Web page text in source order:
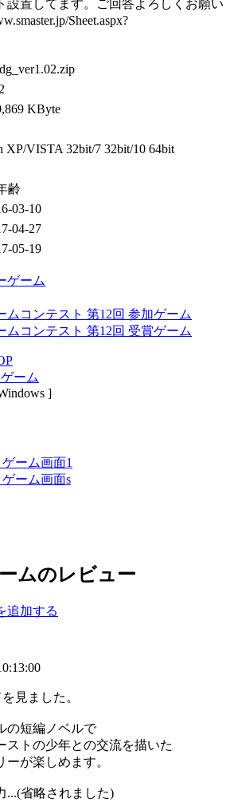
置してます。ご回答よろしくお願い
Sheet.aspx?
KByte
XP/VISTA 32bit/7 32bit/10 64bit
齢
03-10
04-27
05-19
ゲーム
ムコンテスト 第12回 参加ゲーム
ムコンテスト 第12回 受賞ゲーム
ーム
]
ムのレビュー
追加する
見ました。
の短編ノベルで
ストの少年との交流を描いた
が楽しめます。
...(省略されました)